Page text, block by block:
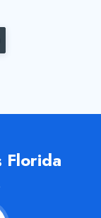
Florida